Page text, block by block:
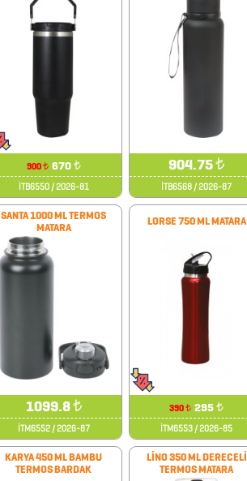
900₺ 670 ₺
İTB6550 / 2026-81
904.75₺
İTB6568 / 2026-87
SANTA 1000 ML TERMOS
MATARA
1099.8₺
İTM6552 / 2026-87
LORSE 750 ML MATARA
390₺ 295₺
İTM6553 / 2026-85
KARYA 450 ML BAMBU
TERMOS BARDAK
LİNO 350 ML DERECELİ
TERMOS MATARA